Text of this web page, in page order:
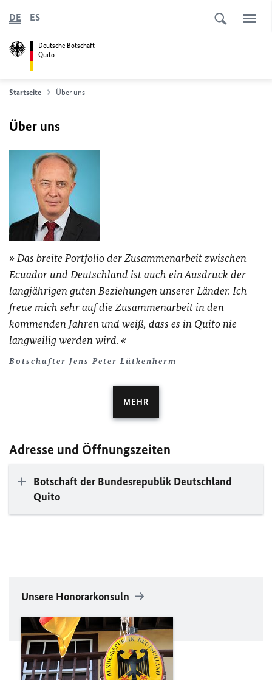
Deutsche Botschaft
Quito
DE ES
Startseite Über uns
Über uns
Das breite Portfolio der Zusammenarbeit zwischen
Ecuador und Deutschland ist auch ein Ausdruck der
langjährigen guten Beziehungen unserer Länder. Ich
freue mich sehr auf die Zusammenarbeit in den
kommenden Jahren und weiß, dass es in Quito nie
langweilig werden wird.
Botschafter Jens Peter Lütkenherm
MEHR
Adresse und Öffnungszeiten
Botschaft der Bundesrepublik Deutschland
Quito
Unsere Honorarkonsuln